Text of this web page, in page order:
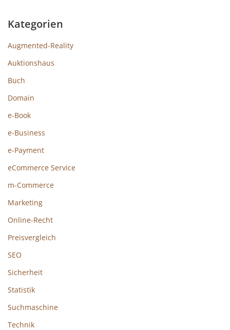
Kategorien
Augmented-Reality
Auktionshaus
Buch
Domain
e-Book
e-Business
e-Payment
eCommerce Service
m-Commerce
Marketing
Online-Recht
Preisvergleich
SEO
Sicherheit
Statistik
Suchmaschine
Technik